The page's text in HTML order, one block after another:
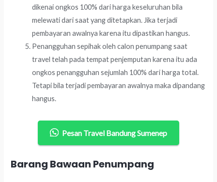
dikenai ongkos 100% dari harga keseluruhan bila
melewati dari saat yang ditetapkan. Jika terjadi
pembayaran awalnya karena itu dipastikan hangus.
Penangguhan sepihak oleh calon penumpang saat
travel telah pada tempat penjemputan karena itu ada
ongkos penangguhan sejumlah 100% dari harga total.
Tetapi bila terjadi pembayaran awalnya maka dipandang
hangus.
Pesan Travel Bandung Sumenep
Barang Bawaan Penumpang